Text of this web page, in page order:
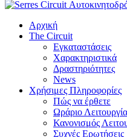
Αρχική
The Circuit
Εγκαταστάσεις
Χαρακτηριστικά
Δραστηριότητες
News
Χρήσιμες Πληροφορίες
Πώς να έρθετε
Ωράριο
Κανονισμός
Συχνές Ερωτήσεις